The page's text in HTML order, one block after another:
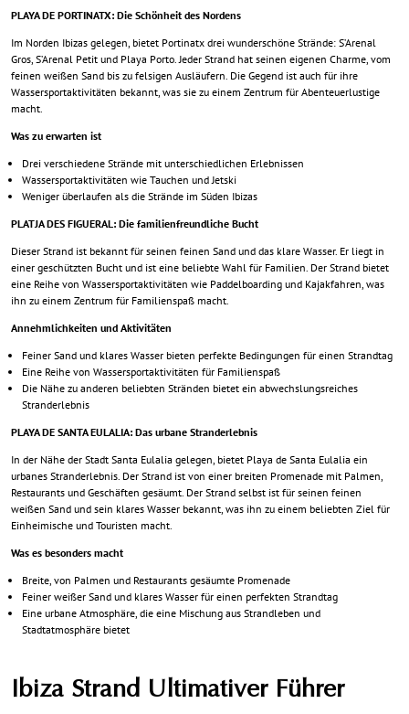
PLAYA DE PORTINATX: Die Schönheit des Nordens
Im Norden Ibizas gelegen, bietet Portinatx drei wunderschöne Strände: S’Arenal
Gros, S’Arenal Petit und Playa Porto. Jeder Strand hat seinen eigenen Charme, vom
feinen weißen Sand bis zu felsigen Ausläufern. Die Gegend ist auch für ihre
Wassersportaktivitäten bekannt, was sie zu einem Zentrum für Abenteuerlustige
macht.
Was zu erwarten ist
Drei verschiedene Strände mit unterschiedlichen Erlebnissen
Wassersportaktivitäten wie Tauchen und Jetski
Weniger überlaufen als die Strände im Süden Ibizas
PLATJA DES FIGUERAL: Die familienfreundliche Bucht
Dieser Strand ist bekannt für seinen feinen Sand und das klare Wasser. Er liegt in
einer geschützten Bucht und ist eine beliebte Wahl für Familien. Der Strand bietet
eine Reihe von Wassersportaktivitäten wie Paddelboarding und Kajakfahren, was
ihn zu einem Zentrum für Familienspaß macht.
Annehmlichkeiten und Aktivitäten
Feiner Sand und klares Wasser bieten perfekte Bedingungen für einen Strandtag
Eine Reihe von Wassersportaktivitäten für Familienspaß
Die Nähe zu anderen beliebten Stränden bietet ein abwechslungsreiches
Stranderlebnis
PLAYA DE SANTA EULALIA: Das urbane Stranderlebnis
In der Nähe der Stadt Santa Eulalia gelegen, bietet Playa de Santa Eulalia ein
urbanes Stranderlebnis. Der Strand ist von einer breiten Promenade mit Palmen,
Restaurants und Geschäften gesäumt. Der Strand selbst ist für seinen feinen
weißen Sand und sein klares Wasser bekannt, was ihn zu einem beliebten Ziel für
Einheimische und Touristen macht.
Was es besonders macht
Breite, von Palmen und Restaurants gesäumte Promenade
Feiner weißer Sand und klares Wasser für einen perfekten Strandtag
Eine urbane Atmosphäre, die eine Mischung aus Strandleben und
Stadtatmosphäre bietet
Ibiza Strand Ultimativer Führer